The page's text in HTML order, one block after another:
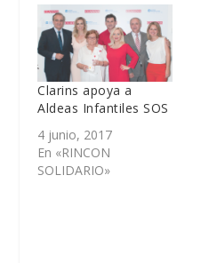
Clarins apoya a
Aldeas Infantiles SOS
4 junio, 2017
En «RINCON
SOLIDARIO»